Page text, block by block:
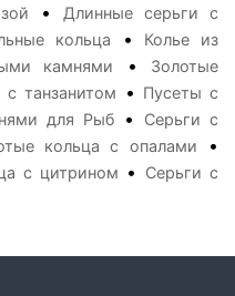
•
Длинные серьги с
кольца •
Колье из
камнями •
Золотые
с танзанитом • Пусеты с
для Рыб •
Серьги с
кольца с опалами •
с цитрином •
Серьги с